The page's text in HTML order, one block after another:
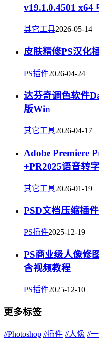
v19.1.0.4501 x64
其它工具2026-05-14
皮肤精修PS汉化
PS插件2026-04-24
达芬奇调色软件
版Win
其它工具2026-04-17
Adobe Premiere
+PR2025语音转
其它工具2026-01-19
PSD文档压缩插
PS插件2025-12-19
PS商业级人像修
含视频教程
PS插件2025-12-10
更多标签
#Photoshop #插件 #人像 #